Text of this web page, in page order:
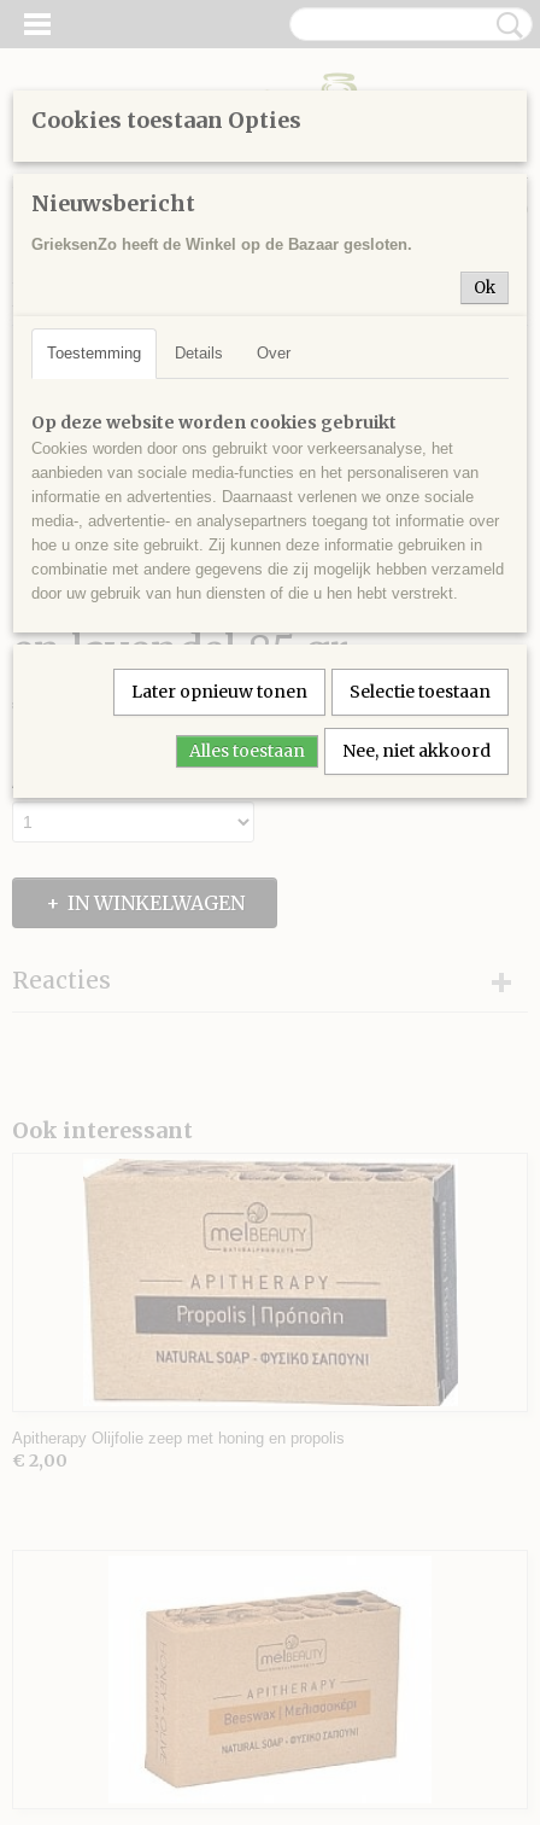
Inloggen
UW WINKELWAGEN
> Olijfolie zeep
Olijfolie zeep met honing
en lavendel 85 gr
€ 1,50
Aantal
IN WINKELWAGEN
Reacties
Ook interessant
Apitherapy Olijfolie zeep met honing en propolis
€ 2,00
Cookies toestaan Opties
Nieuwsbericht
GrieksenZo heeft de Winkel op de Bazaar gesloten.
Ok
Toestemming Details Over
Op deze website worden cookies gebruikt
Cookies worden door ons gebruikt voor verkeersanalyse, het
aanbieden van sociale media-functies en het personaliseren van
informatie en advertenties. Daarnaast verlenen we onze sociale
media-, advertentie- en analysepartners toegang tot informatie over
hoe u onze site gebruikt. Zij kunnen deze informatie gebruiken in
combinatie met andere gegevens die zij mogelijk hebben verzameld
door uw gebruik van hun diensten of die u hen hebt verstrekt.
Later opnieuw tonen Selectie toestaan
Alles toestaan Nee, niet akkoord